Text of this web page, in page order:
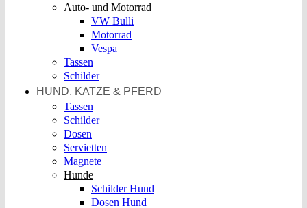
Auto- und Motorrad
VW Bulli
Motorrad
Vespa
Tassen
Schilder
HUND, KATZE & PFERD
Tassen
Schilder
Dosen
Servietten
Magnete
Hunde
Schilder Hund
Dosen Hund